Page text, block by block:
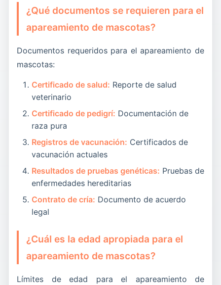
¿Qué documentos se requieren para el
apareamiento de mascotas?
Documentos requeridos para el apareamiento de
mascotas:
Certificado de salud: Reporte de salud
veterinario
Certificado de pedigrí: Documentación de
raza pura
Registros de vacunación: Certificados de
vacunación actuales
Resultados de pruebas genéticas: Pruebas de
enfermedades hereditarias
Contrato de cría: Documento de acuerdo
legal
¿Cuál es la edad apropiada para el
apareamiento de mascotas?
Límites de edad para el apareamiento de